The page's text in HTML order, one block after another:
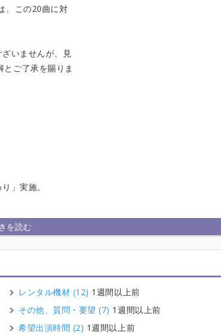
、この20曲に対
いませんが、見
ご了承を賜りま
」実施。
レンタル機材 (12) 1週間以上前
その他、質問・要望 (7) 1週間以上前
希望出演時間 (2) 1週間以上前